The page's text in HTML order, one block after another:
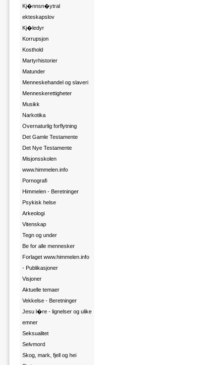
Kj�nnsn�ytral
ekteskapslov
Kj�ledyr
Korrupsjon
Kosthold
Martyrhistorier
Matunder
Menneskehandel og slaveri
Menneskerettigheter
Musikk
Narkotika
Overnaturlig forflytning
Det Gamle Testamente
Det Nye Testamente
Misjonsskolen
www.himmelen.info
Pornografi
Himmelen - Beretninger
Psykisk helse
Arkeologi
Vitenskap
Tegn og under
Be for alle mennesker
Forlaget www.himmelen.info
- Publikasjoner
Visjoner
Aktuelle temaer
Vekkelse - Beretninger
Jesu l�re - lignelser og ulike
emner
Seksualitet
Selvmord
Skog, mark, fjell og hei